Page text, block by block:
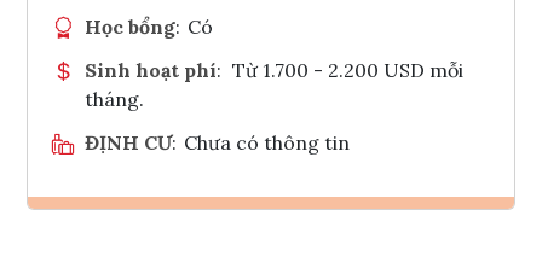
Học bổng: Có
Sinh hoạt phí: Từ 1.700 - 2.200 USD mỗi
tháng.
ĐỊNH CƯ: Chưa có thông tin